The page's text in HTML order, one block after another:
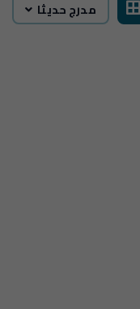
مدرج حديثا